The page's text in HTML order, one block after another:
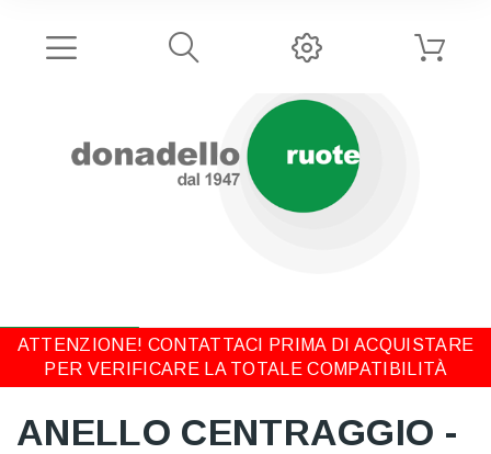
ATTENZIONE! CONTATTACI PRIMA DI ACQUISTARE
PER VERIFICARE LA TOTALE COMPATIBILITÀ
ANELLO CENTRAGGIO -